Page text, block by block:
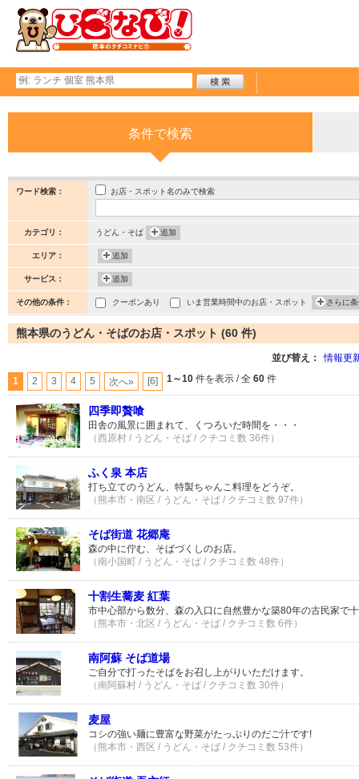
条件で検索
ワード検索： お店・スポット名のみで検索
カテゴリ： うどん・そば 追加
エリア： 追加
サービス： 追加
その他の条件： クーポンあり いま営業時間中のお店・スポット さらに
熊本県のうどん・そばのお店・スポット (60 件)
並び替え： 情報更
1 2 3 4 5 次へ» [6] 1～10 件を表示 / 全 60 件
四季即贅喰
田舎の風景に囲まれて、くつろいだ時間を・・・
（西原村 / うどん・そば / クチコミ数 36件）
ふく泉 本店
打ち立てのうどん、特製ちゃんこ料理をどうぞ。
（熊本市・南区 / うどん・そば / クチコミ数 97件）
そば街道 花郷庵
森の中に佇む、そばづくしのお店。
（南小国町 / うどん・そば / クチコミ数 48件）
十割生蕎麦 紅葉
市中心部から数分、森の入口に自然豊かな築80年の古民家で
（熊本市・北区 / うどん・そば / クチコミ数 6件）
南阿蘇 そば道場
ご自分で打ったそばをお召し上がりいただけます。
（南阿蘇村 / うどん・そば / クチコミ数 30件）
麦屋
コシの強い麺に豊富な野菜がたっぷりのだご汁です!
（熊本市・西区 / うどん・そば / クチコミ数 53件）